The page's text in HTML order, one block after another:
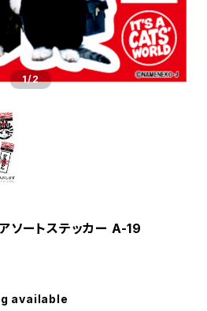
1/2
ソートステッカー A-19
available